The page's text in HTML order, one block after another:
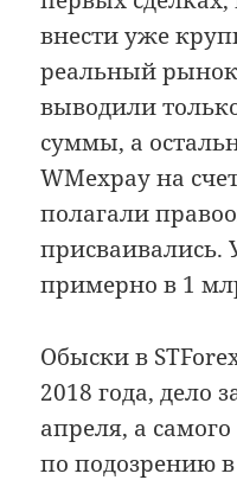
внести уже
реальный
выводили
суммы, а
WMexpay на
полагали
присваивались.
примерно в 1
Обыски в
2018 года, дело
апреля, а
по подозрению